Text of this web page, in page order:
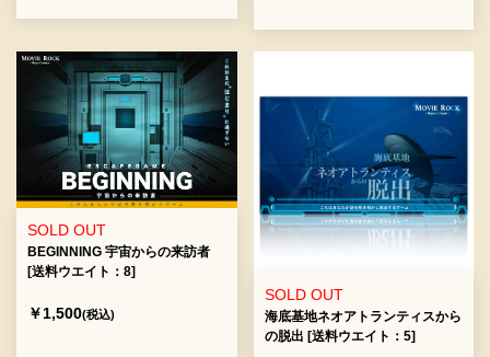
SOLD OUT
BEGINNING 宇宙からの来訪者
[送料ウエイト：8]
￥1,500(税込)
SOLD OUT
海底基地ネオアトランティスから
の脱出 [送料ウエイト：5]